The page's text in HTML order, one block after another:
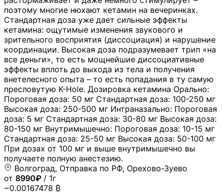
поэтому многие нюхают кетамин на вечеринках.
Стандартная доза уже дает сильные эффекты
кетамина: ощутимые изменения звукового и
зрительного восприятия (диссоциация) и нарушение
координации. Высокая доза подразумевает трип «на
все деньги», то есть мощнейшие диссоциативные
эффекты вплоть до выхода из тела и получения
внетелесного опыта – то есть попадания в ту самую
пресловутую K-Hole. Дозировка кетамина Орально:
Пороговая доза: 50 мг Стандартная доза: 100-250 мг
Высокая доза: 250-500 мг Интраназально: Пороговая
доза: 5 мг Стандартная доза: 30-80 мг Высокая доза:
80-150 мг Внутримышечно: Пороговая доза: 10-15 мг
Стандартная доза: 25-50 мг Высокая доза: 50-100 мг
При дозах от 100 мг и выше внутримышечно вы
получаете полную анестезию.
Волгоград, Отправка по РФ, Орехово-Зуево
от 8990₽ / 1г
~0.00167478 ₿